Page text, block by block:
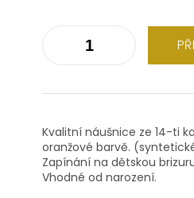
Kvalitní náušnice ze 14-ti
oranžové barvě.
Zapínání na dětskou
Vhodné od narození.